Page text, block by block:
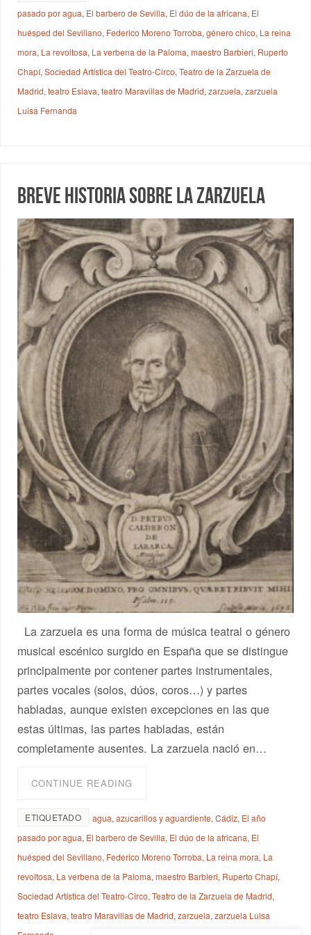
pasado por agua, El barbero de Sevilla, El dúo de la africana, El
huésped del Sevillano, Federico Moreno Torroba,género chico, La reina
mora, La revoltosa, La verbena de la Paloma,maestro Barbieri, Ruperto
Chapí,Sociedad Artística del Teatro-Circo,Teatro de la Zarzuela de
Madrid,teatro Eslava,teatro Maravillas de Madrid,zarzuela,zarzuela
Luisa Fernanda
Breve historia sobre la Zarzuela
La zarzuela es una forma de música teatral o género
musical escénico surgido en España que se distingue
principalmente por contener partes instrumentales,
partes vocales (solos, dúos, coros…) y partes
habladas, aunque existen excepciones en las que
estas últimas, las partes habladas, están
completamente ausentes. La zarzuela nació en…
CONTINUE READING
ETIQUETADO agua,azucarillos y aguardiente,Cádiz, El año
pasado por agua, El barbero de Sevilla, El dúo de la africana, El
huésped del Sevillano, Federico Moreno Torroba, La reina mora, La
revoltosa, La verbena de la Paloma,maestro Barbieri, Ruperto Chapí,
Sociedad Artística del Teatro-Circo,Teatro de la Zarzuela de Madrid,
teatro Eslava,teatro Maravillas de Madrid,zarzuela,zarzuela Luisa